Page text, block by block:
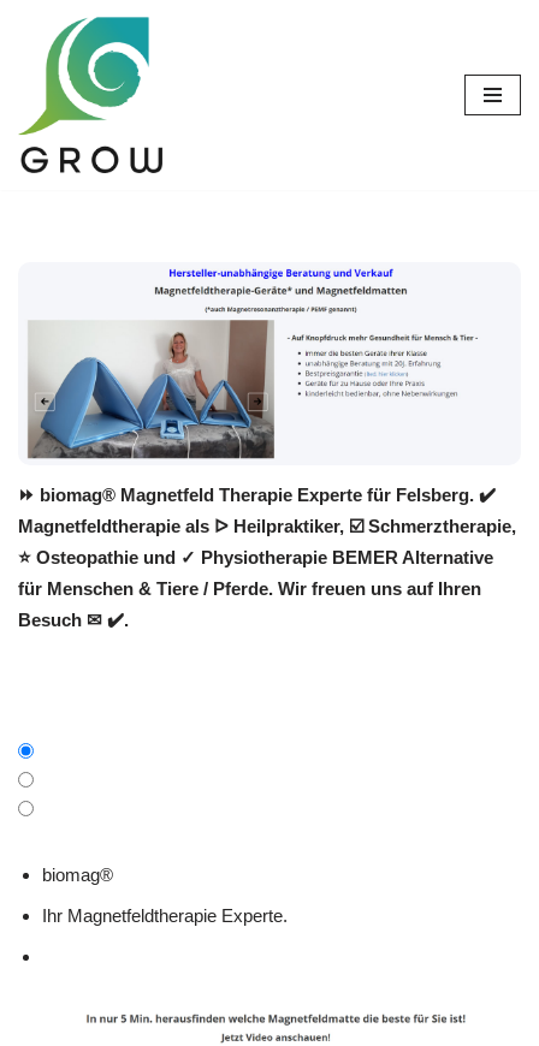
Zum
springen
⏩ biomag® Magnetfeld Therapie Experte für Felsberg. ✔️
Magnetfeldtherapie als ᐅ Heilpraktiker, ☑️ Schmerztherapie,
⭐ Osteopathie und ✓ Physiotherapie BEMER Alternative
für Menschen & Tiere / Pferde. Wir freuen uns auf Ihren
Besuch ✉ ✔️.
biomag®
Ihr Magnetfeldtherapie Experte.